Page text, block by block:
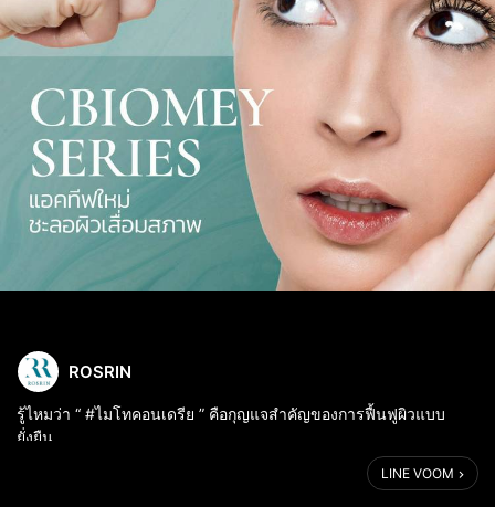
ROSRIN
รู้ไหมว่า “ #ไมโทคอนเดรีย ” คือกุญแจสำคัญของการฟื้นฟูผิวแบบ
ยั่งยืน
Cbiomey Series ✨ ️รวมสุดยอดแอคทีฟที่ช่วย Enhanced
LINE VOOM